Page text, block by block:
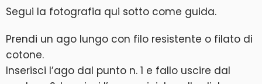
Segui la fotografia qui sotto come guida.
Prendi un ago lungo con filo resistente o filato di
cotone.
Inserisci l’ago dal punto n. 1 e fallo uscire dal